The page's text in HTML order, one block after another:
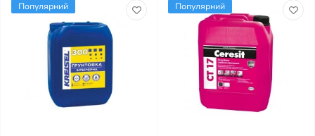
Популярний Популярний